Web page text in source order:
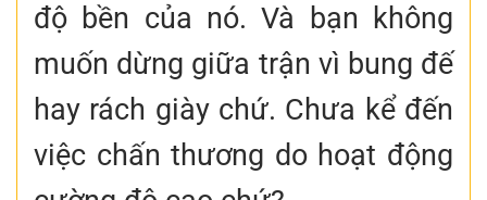
độ bền của nó. Và bạn không
muốn dừng giữa trận vì bung đế
hay rách giày chứ. Chưa kể đến
việc chấn thương do hoạt động